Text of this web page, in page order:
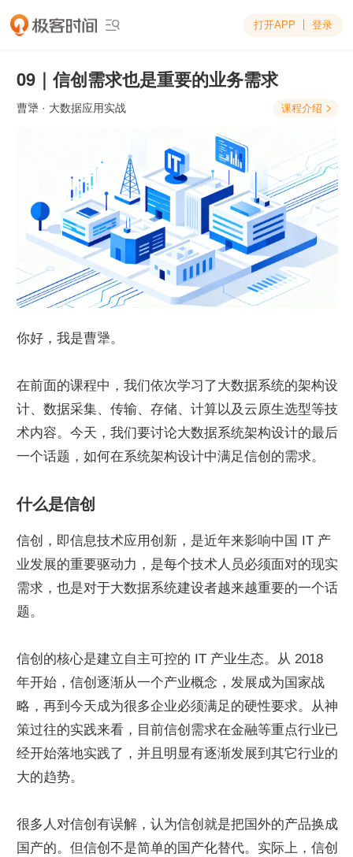
 打开APP 登录
09｜信创需求也是重要的业务需求
曹犟 · 大数据应用实战 课程介绍 
你好，我是曹犟。
在前面的课程中，我们依次学习了大数据系统的架构设
计、数据采集、传输、存储、计算以及云原生选型等技
术内容。今天，我们要讨论大数据系统架构设计的最后
一个话题，如何在系统架构设计中满足信创的需求。
什么是信创
信创，即信息技术应用创新，是近年来影响中国 IT 产
业发展的重要驱动力，是每个技术人员必须面对的现实
需求，也是对于大数据系统建设者越来越重要的一个话
题。
信创的核心是建立自主可控的 IT 产业生态。从 2018
年开始，信创逐渐从一个产业概念，发展成为国家战
略，再到今天成为很多企业必须满足的硬性要求。从神
策过往的实践来看，目前信创需求在金融等重点行业已
经开始落地实践了，并且明显有逐渐发展到其它行业的
大的趋势。
很多人对信创有误解，认为信创就是把国外的产品换成
国产的。但信创不是简单的国产化替代。实际上，信创